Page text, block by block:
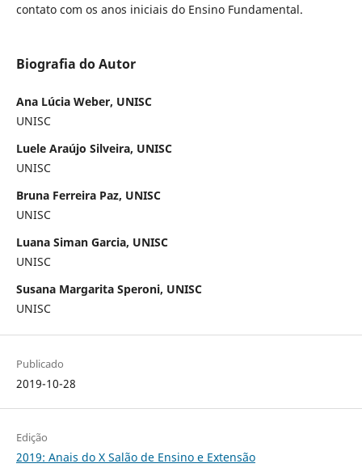
contato com os anos iniciais do Ensino Fundamental.
Biografia do Autor
Ana Lúcia Weber, UNISC
UNISC
Luele Araújo Silveira, UNISC
UNISC
Bruna Ferreira Paz, UNISC
UNISC
Luana Siman Garcia, UNISC
UNISC
Susana Margarita Speroni, UNISC
UNISC
Publicado
2019-10-28
Edição
2019: Anais do X Salão de Ensino e Extensão